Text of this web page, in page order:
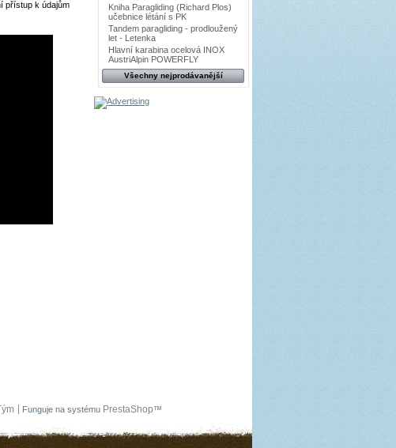
přístup k údajům
Kniha Paragliding (Richard Plos)
učebnice létání s PK
Tandem paragliding - prodloužený
let - Letenka
Hlavní karabina ocelová INOX
AustriAlpin POWERFLY
Všechny nejprodávanější
Funguje na systému PrestaShop™